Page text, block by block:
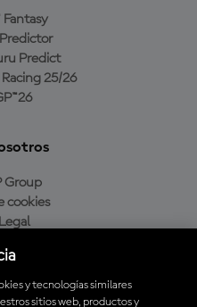
Fantasy
Predict
25/26
Group
cookies
compra
y tecnologías similares
sitios web, productos y